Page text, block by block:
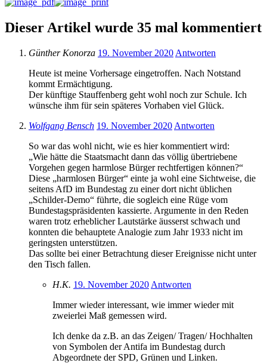
Dieser Artikel wurde 35 mal kommentiert
Günther Konorza 19. November 2020 Antworten
Heute ist meine Vorhersage eingetroffen. Nach Notstand
kommt Ermächtigung.
Der künftige Stauffenberg geht wohl noch zur Schule. Ich
wünsche ihm für sein späteres Vorhaben viel Glück.
Wolfgang Bensch 19. November 2020 Antworten
So war das wohl nicht, wie es hier kommentiert wird:
„Wie hätte die Staatsmacht dann das völlig übertriebene
Vorgehen gegen harmlose Bürger rechtfertigen können?“
Diese „harmlosen Bürger“ einte ja wohl eine Sichtweise, die
seitens AfD im Bundestag zu einer dort nicht üblichen
„Schilder-Demo“ führte, die sogleich eine Rüge vom
Bundestagspräsidenten kassierte. Argumente in den Reden
waren trotz erheblicher Lautstärke äusserst schwach und
konnten die behauptete Analogie zum Jahr 1933 nicht im
geringsten unterstützen.
Das sollte bei einer Betrachtung dieser Ereignisse nicht unter
den Tisch fallen.
H.K. 19. November 2020 Antworten
Immer wieder interessant, wie immer wieder mit
zweierlei Maß gemessen wird.
Ich denke da z.B. an das Zeigen/ Tragen/ Hochhalten
von Symbolen der Antifa im Bundestag durch
Abgeordnete der SPD, Grünen und Linken.